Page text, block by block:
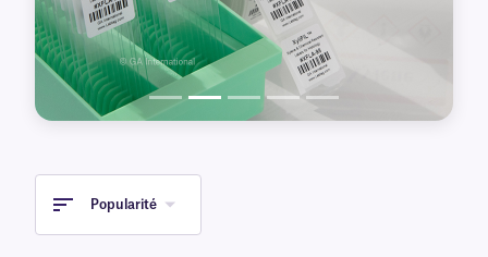
tissus dans la paraffine, à la coupe des tissus
enrobés à l'aide de microtomes, au nettoyage
des coupes de tissus avec du xylène et du
toluène, ainsi qu'à la coloration et à la contre-
coloration à l'éosine, à l'hématoxyline et à
Popularité